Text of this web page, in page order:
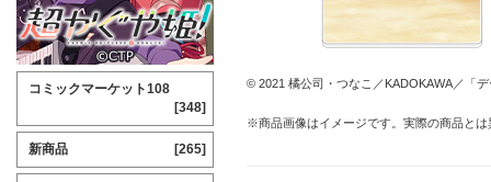
© 2021 橘公司・つなこ／KADOKAWA／「
※商品画像はイメージです。実際の商品と
コミックマーケット108
[348]
新商品 [265]